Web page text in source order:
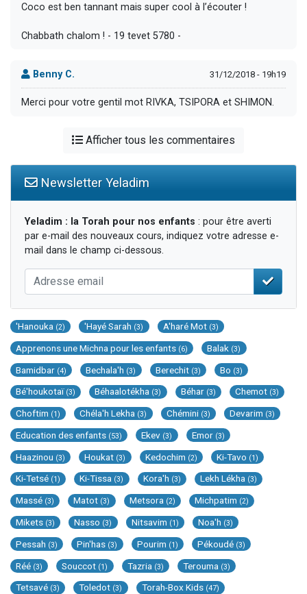
Coco est ben tannant mais super cool à l’écouter !
Chabbath chalom ! - 19 tevet 5780 -
Benny C. 31/12/2018 - 19h19
Merci pour votre gentil mot RIVKA, TSIPORA et SHIMON.
Afficher tous les commentaires
Newsletter Yeladim
Yeladim : la Torah pour nos enfants : pour être averti
par e-mail des nouveaux cours, indiquez votre adresse e-
mail dans le champ ci-dessous.
'Hanouka (2) 'Hayé Sarah (3) A'haré Mot (3)
Apprenons une Michna pour les enfants (6) Balak (3)
Bamidbar (4) Bechala'h (3) Berechit (3) Bo (3)
Bé'houkotaï (3) Béhaalotékha (3) Béhar (3) Chemot (3)
Choftim (1) Chéla'h Lekha (3) Chémini (3) Devarim (3)
Education des enfants (53) Ekev (3) Emor (3)
Haazinou (3) Houkat (3) Kedochim (2) Ki-Tavo (1)
Ki-Tetsé (1) Ki-Tissa (3) Kora'h (3) Lekh Lékha (3)
Massé (3) Matot (3) Metsora (2) Michpatim (2)
Mikets (3) Nasso (3) Nitsavim (1) Noa'h (3)
Pessah (3) Pin'has (3) Pourim (1) Pékoudé (3)
Réé (3) Souccot (1) Tazria (3) Terouma (3)
Tetsavé (3) Toledot (3) Torah-Box Kids (47)